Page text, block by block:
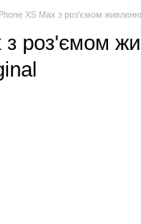
XS Max з роз'ємом
роз'ємом